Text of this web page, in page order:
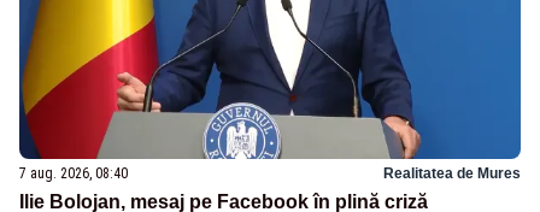
7 aug. 2026, 08:40 Realitatea de Mures
Ilie Bolojan, mesaj pe Facebook în plină criză